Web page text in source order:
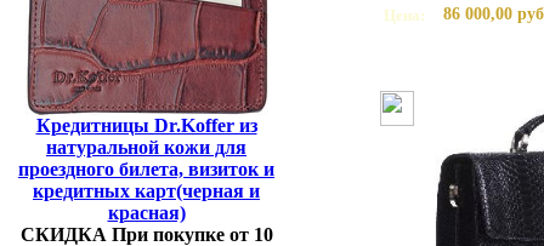
Кредитницы Dr.Koffer из
натуральной кожи для
проездного билета, визиток и
кредитных карт(черная и
красная)
СКИДКА При покупке от 10
Цена:
86 000,00